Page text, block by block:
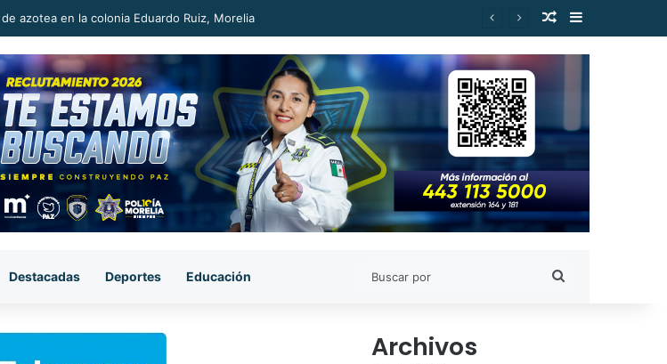
amplía su ventaja y se mantiene como el mejor posicionado de Morena Publicación al
Barra lateral
Destacadas Deportes Educación
Archivos